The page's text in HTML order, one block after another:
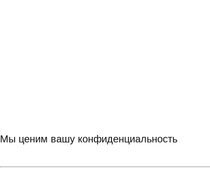
Мы ценим вашу конфиденциальность